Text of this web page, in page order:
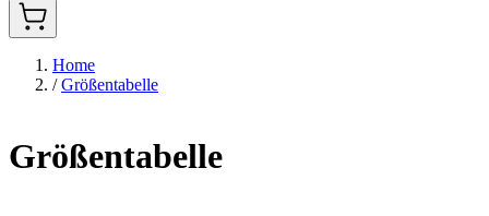
Home
/ Größentabelle
Größentabelle